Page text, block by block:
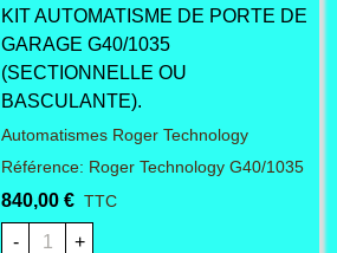
KIT AUTOMATISME DE PORTE DE
GARAGE G40/1035
(SECTIONNELLE OU
BASCULANTE).
Automatismes Roger Technology
Référence: Roger Technology G40/1035
840,00 € TTC
- +